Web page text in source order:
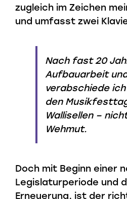
zugleich im Zeichen
und umfasst zwei
Nach fast 20
Aufbauarbeit
verabschiede
den
Wallisellen –
Wehmut.
Doch mit Beginn einer
Legislaturperiode und
Erneuerung, ist der